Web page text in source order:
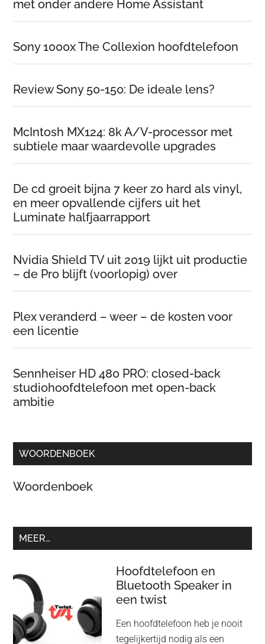
met onder andere Home Assistant
Sony 1000x The Collexion hoofdtelefoon
Review Sony 50-150: De ideale lens?
McIntosh MX124: 8k A/V-processor met
subtiele maar waardevolle upgrades
De cd groeit bijna 7 keer zo hard als vinyl,
en meer opvallende cijfers uit het
Luminate halfjaarrapport
Nvidia Shield TV uit 2019 lijkt uit productie
– de Pro blijft (voorlopig) over
Plex veranderd – weer – de kosten voor
een licentie
Sennheiser HD 480 PRO: closed-back
studiohoofdtelefoon met open-back
ambitie
WOORDENBOEK
Woordenboek
MEER…
Hoofdtelefoon en
Bluetooth Speaker in
een twist
Een hoofdtelefoon heb je nooit
tegelijkertijd nodig als een